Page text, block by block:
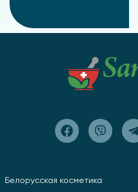
Белорусская косметика